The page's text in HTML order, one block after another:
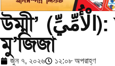
উম্মী’ (الْأُمِّيِّ): আখেরি নবীর অন্যতম
মু’জিজা
জুন ৭, ২০২৬ ১২:০৮ অপরাহ্ণ